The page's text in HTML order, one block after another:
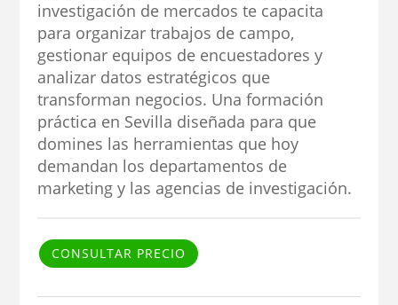
investigación de mercados te capacita
para organizar trabajos de campo,
gestionar equipos de encuestadores y
analizar datos estratégicos que
transforman negocios. Una formación
práctica en Sevilla diseñada para que
domines las herramientas que hoy
demandan los departamentos de
marketing y las agencias de investigación.
CONSULTAR PRECIO